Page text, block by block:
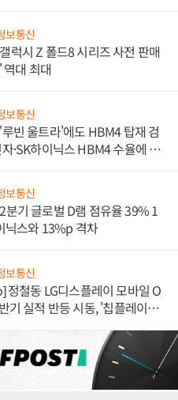
보통신
럭시 Z 폴드8 시리즈 사전 판매
대 최대
보통신
빈 울트라'에도 HBM4 탑재 검
·SK하이닉스 HBM4 수율에 주
보통신
분기 글로벌 D램 점유율 39% 1
닉스와 13%p 격차
보통신
정철동 LG디스플레이 모바일 O
기 실적 반등 시동, '칩플레이